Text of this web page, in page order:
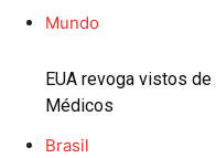
Mundo
EUA revoga vistos
Médicos
Brasil